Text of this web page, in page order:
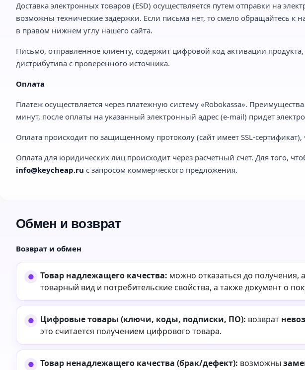
Доставка электронных товаров (ESD) осуществляется путем отправки на
возможны технические задержки. Если письма нет, то смело обращайтесь к
в правом нижнем углу нашего сайта.
Письмо, отправленное клиенту, содержит цифровой код активации
дистрибутива с проверенного источника.
Оплата
Платеж осуществляется через платежную систему «Robokassa».
минут, после оплаты на указанный электронный адрес (e-mail) придет
Оплата происходит по защищенному протоколу (сайт имеет SSL-сертификат),
Оплата для юридических лиц происходит через расчетный счет. Для того,
info@keycheap.ru с запросом коммерческого предложения.
Обмен и возврат
Возврат и обмен
Товар надлежащего качества: можно отказаться до получения,
товарный вид и потребительские свойства, а также документ о
Цифровые товары (ключи, коды, подписки, ПО): возврат
это считается получением цифрового товара.
Товар ненадлежащего качества (брак/дефект): возможны